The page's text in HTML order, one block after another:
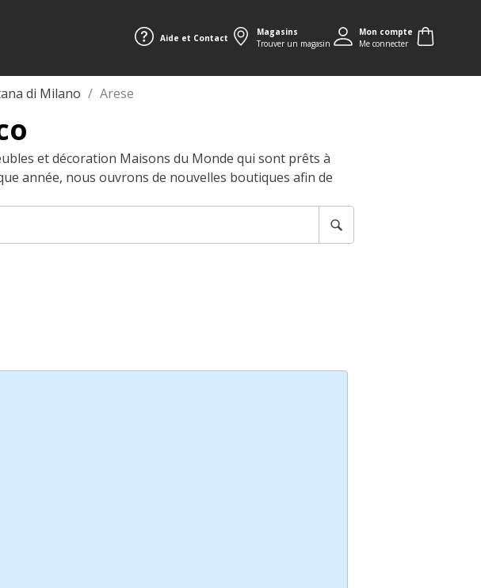
Aide et Contact
Magasins
Trouver un magasin
Mon compte
Me connecter
di Milano Arese
et décoration Maisons du Monde qui sont prêts à
année, nous ouvrons de nouvelles boutiques afin de